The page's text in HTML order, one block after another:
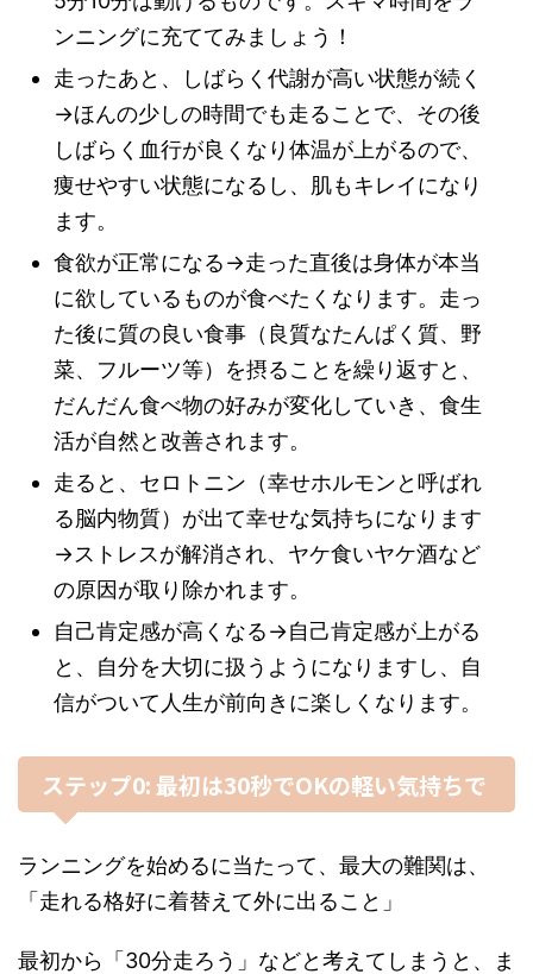
ンニングに充ててみましょう！
走ったあと、しばらく代謝が高い状態が続く
→ほんの少しの時間でも走ることで、その後
しばらく血行が良くなり体温が上がるので、
痩せやすい状態になるし、肌もキレイになり
ます。
食欲が正常になる→走った直後は身体が本当
に欲しているものが食べたくなります。走っ
た後に質の良い食事（良質なたんぱく質、野
菜、フルーツ等）を摂ることを繰り返すと、
だんだん食べ物の好みが変化していき、食生
活が自然と改善されます。
走ると、セロトニン（幸せホルモンと呼ばれ
る脳内物質）が出て幸せな気持ちになります
→ストレスが解消され、ヤケ食いヤケ酒など
の原因が取り除かれます。
自己肯定感が高くなる→自己肯定感が上がる
と、自分を大切に扱うようになりますし、自
信がついて人生が前向きに楽しくなります。
ステップ0: 最初は30秒でOKの軽い気持ちで
ランニングを始めるに当たって、最大の難関は、
「走れる格好に着替えて外に出ること」
最初から「30分走ろう」などと考えてしまうと、ま